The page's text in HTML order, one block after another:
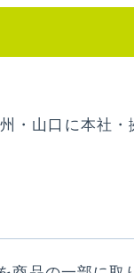
・山口に本社